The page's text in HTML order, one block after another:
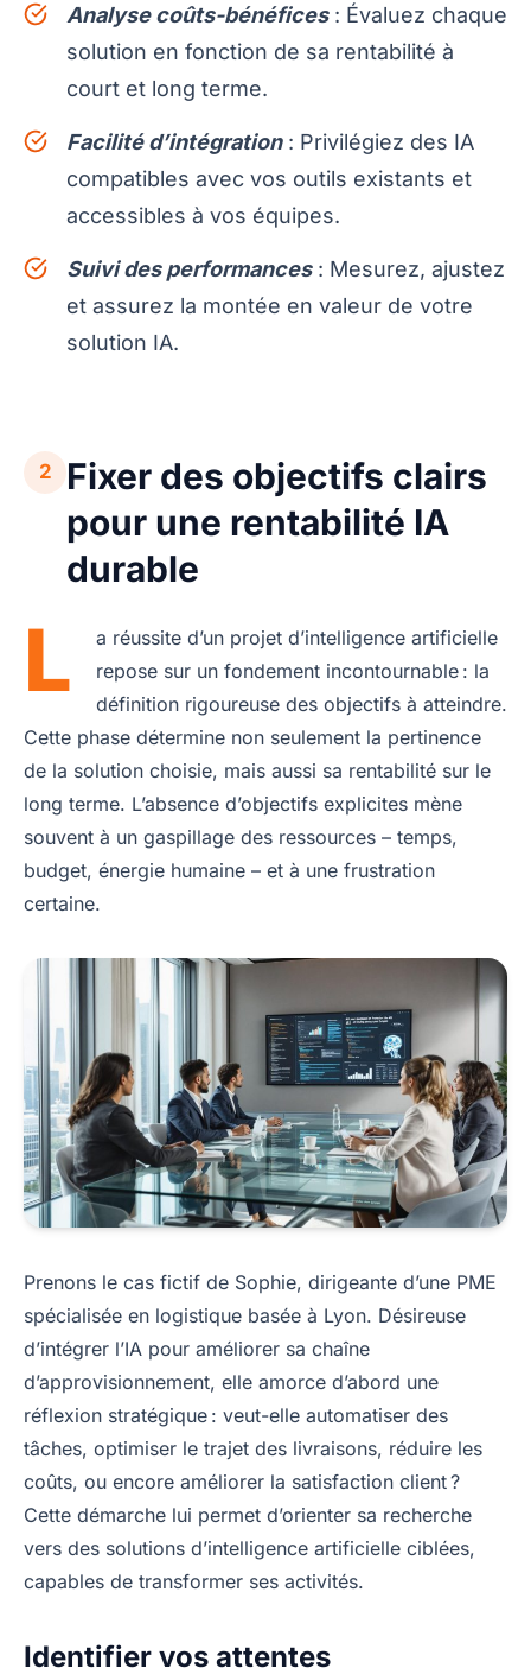
Analyse coûts-bénéfices: Évaluez chaque
solution en fonction de sa rentabilité à
court et long terme.
Facilité d’intégration: Privilégiez des IA
compatibles avec vos outils existants et
accessibles à vos équipes.
Suivi des performances: Mesurez, ajustez
et assurez la montée en valeur de votre
solution IA.
2
Fixer des objectifs clairs
pour une rentabilité IA
durable
L
a réussite d’un projet d’intelligence artificielle
repose sur un fondement incontournable : la
définition rigoureuse des objectifs à atteindre.
Cette phase détermine non seulement la pertinence
de la solution choisie, mais aussi sa rentabilité sur le
long terme. L’absence d’objectifs explicites mène
souvent à un gaspillage des ressources – temps,
budget, énergie humaine – et à une frustration
certaine.
Prenons le cas fictif de Sophie, dirigeante d’une PME
spécialisée en logistique basée à Lyon. Désireuse
d’intégrer l’IA pour améliorer sa chaîne
d’approvisionnement, elle amorce d’abord une
réflexion stratégique : veut-elle automatiser des
tâches, optimiser le trajet des livraisons, réduire les
coûts, ou encore améliorer la satisfaction client ?
Cette démarche lui permet d’orienter sa recherche
vers des solutions d’intelligence artificielle ciblées,
capables de transformer ses activités.
Identifier vos attentes